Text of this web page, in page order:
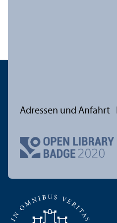
Adressen und Anfahrt